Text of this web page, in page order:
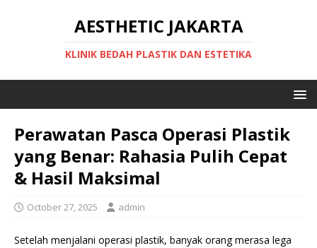
AESTHETIC JAKARTA
KLINIK BEDAH PLASTIK DAN ESTETIKA
Perawatan Pasca Operasi Plastik
yang Benar: Rahasia Pulih Cepat
& Hasil Maksimal
October 27, 2025 admin
Setelah menjalani operasi plastik, banyak orang merasa lega